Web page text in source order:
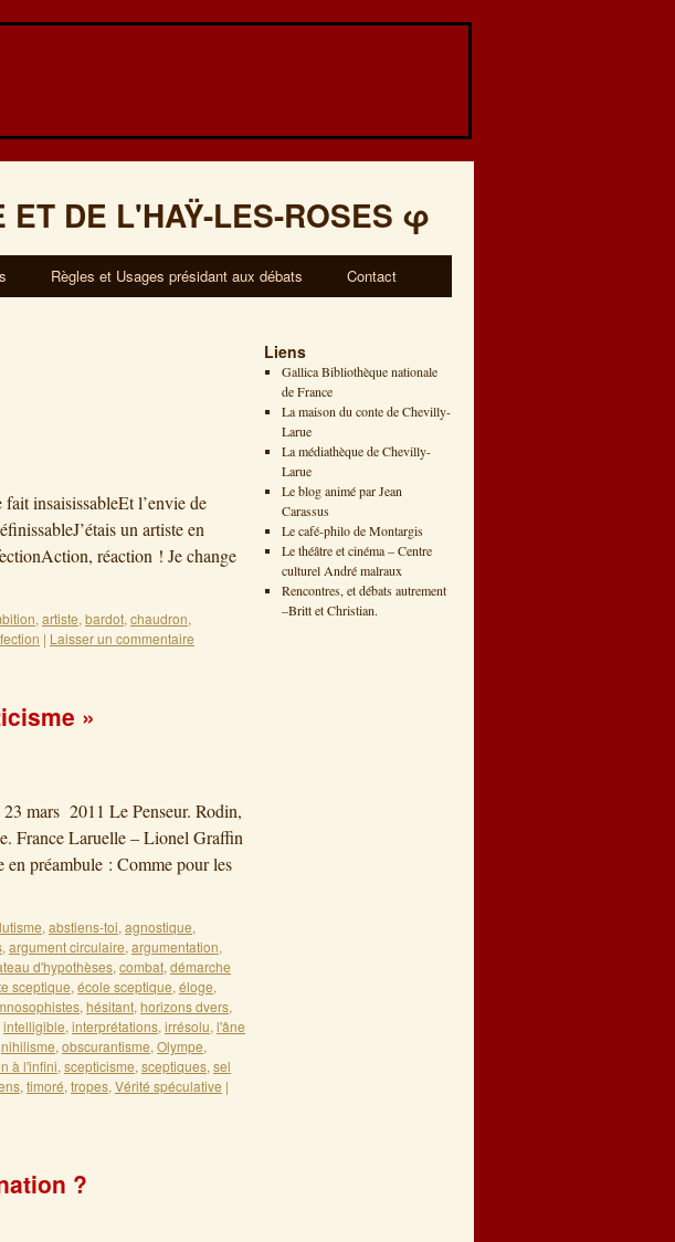
DE L'HAŸ-LES-ROSES φ
Règles et Usages présidant aux débats Contact
insaisissableEt l’envie de
un artiste en
réaction ! Je change
, artiste, bardot, chaudron,
| Laisser un commentaire
»
mars 2011 Le Penseur. Rodin,
France Laruelle – Lionel Graffin
préambule : Comme pour les
, abstiens-toi, agnostique,
, argument circulaire, argumentation,
d'hypothèses, combat, démarche
sceptique, école sceptique, éloge,
, hésitant, horizons dvers,
intelligible, interprétations, irrésolu, l'âne
nihilisme, obscurantisme, Olympe,
à l'infini, scepticisme, sceptiques, sel
, timoré, tropes, Vérité spéculative |
?
Liens
Gallica Bibliothèque nationale
de France
La maison du conte de Chevilly-
Larue
La médiathèque de Chevilly-
Larue
Le blog animé par Jean
Carassus
Le café-philo de Montargis
Le théâtre et cinéma – Centre
culturel André malraux
Rencontres, et débats autrement
–Britt et Christian.